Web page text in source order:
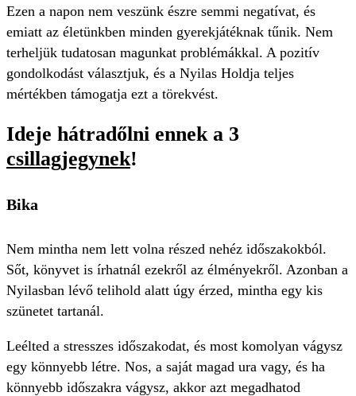
Ezen a napon nem veszünk észre semmi negatívat, és
emiatt az életünkben minden gyerekjátéknak tűnik. Nem
terheljük tudatosan magunkat problémákkal. A pozitív
gondolkodást választjuk, és a Nyilas Holdja teljes
mértékben támogatja ezt a törekvést.
Ideje hátradőlni ennek a 3
csillagjegynek!
Bika
Nem mintha nem lett volna részed nehéz időszakokból.
Sőt, könyvet is írhatnál ezekről az élményekről. Azonban a
Nyilasban lévő telihold alatt úgy érzed, mintha egy kis
szünetet tartanál.
Leélted a stresszes időszakodat, és most komolyan vágysz
egy könnyebb létre. Nos, a saját magad ura vagy, és ha
könnyebb időszakra vágysz, akkor azt megadhatod